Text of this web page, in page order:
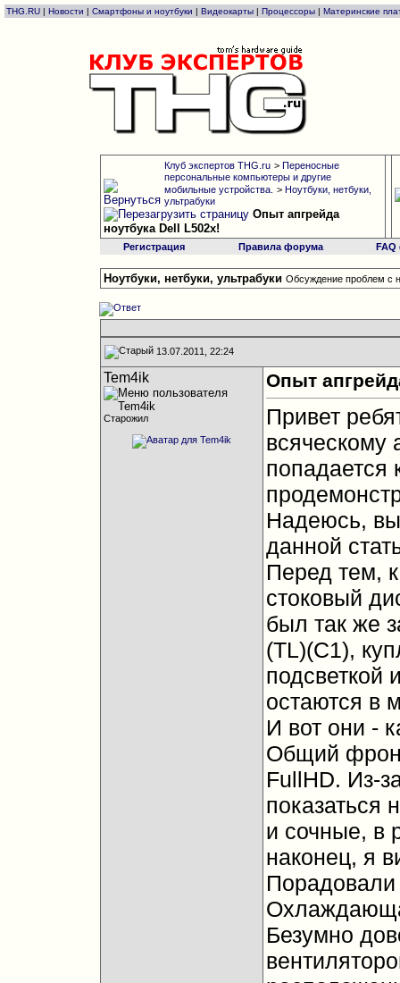
THG.RU | Новости | Смартфоны и ноутбуки | Видеокарты | Процессоры | Материнские
Клуб экспертов THG.ru > Переносные
персональные компьютеры и другие
мобильные устройства. > Ноутбуки, нетбуки,
ультрабуки
Опыт апгрейда
ноутбука Dell L502x!
Регистрация Правила форума
Ноутбуки, нетбуки, ультрабуки Обсуждение проблем с
13.07.2011, 22:24
Tem4ik
Старожил
Опыт
Привет
всяческому
попадается
Надеюсь, вы
данной
Перед тем,
стоковый
был так же
(TL)(C1),
подсветкой
остаются в
И вот они -
Общий
FullHD. Из-
показаться
и сочные, в
наконец, я
Порадовали
Безумно